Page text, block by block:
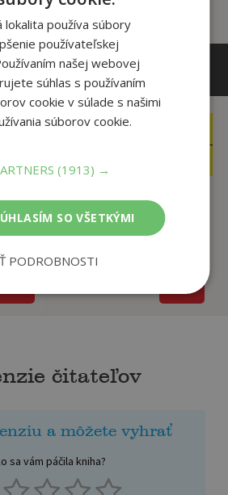
Zdravšia, štíhlejšia,
silnejšia
čitateľov
a môžete vyhrať
sa vám páčila kniha?
používa súbory
používateľskej
našej webovej
súhlas s používaním
cookie v súlade s našimi
súborov cookie.
(1913) →
SO VŠETKÝMI
PODROBNOSTI